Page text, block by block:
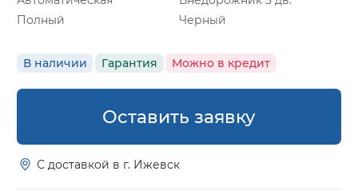
Полный
Черный
В наличии Гарантия Можно в кредит
Оставить заявку
С доставкой в г. Ижевск